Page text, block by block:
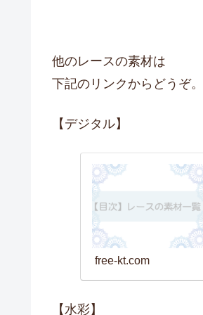
他のレースの素材は
下記のリンクからどうぞ。
【デジタル】
free-kt.com
【水彩】